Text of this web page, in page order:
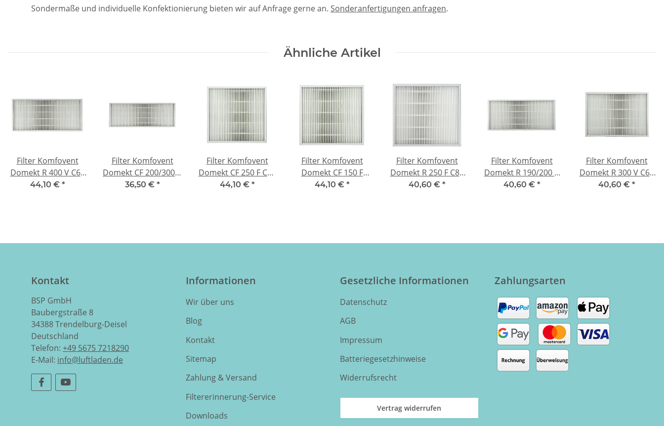
Sondermaße und individuelle Konfektionierung bieten wir auf Anfrage gerne an. Sonderanfertigungen anfragen.
Ähnliche Artikel
Filter Komfovent
Domekt R 400 V C6 -
F7
44,10 € *
Filter Komfovent
Domekt CF 200/300 V
C6M - F7
36,50 € *
Filter Komfovent
Domekt CF 250 F C6 -
F7
44,10 € *
Filter Komfovent
Domekt CF 150 F
C6M / 200 F C8 - F7
44,10 € *
Filter Komfovent
Domekt R 250 F C8 -
F7
40,60 € *
Filter Komfovent
Domekt R 190/200 V
C4 - F7
40,60 € *
Filter Komfovent
Domekt R 300 V C6 -
F7
40,60 € *
Kontakt
BSP GmbH
Baubergstraße 8
34388 Trendelburg-Deisel
Deutschland
Telefon: +49 5675 7218290
E-Mail: info@luftladen.de
Informationen
Wir über uns
Blog
Kontakt
Sitemap
Zahlung & Versand
Filtererinnerung-Service
Downloads
Gesetzliche Informationen
Datenschutz
AGB
Impressum
Batteriegesetzhinweise
Widerrufsrecht
Vertrag widerrufen
Zahlungsarten